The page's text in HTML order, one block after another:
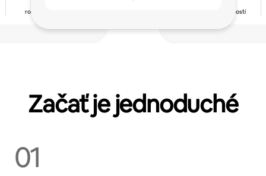
rokov hostiteľstva ohodnotenie od hostí
Začať je jednoduché
01